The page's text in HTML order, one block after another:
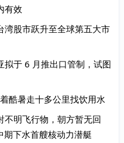
有效
湾股市跃升至全球第五大市
拟于 6 月推出口管制，试图
酷暑走十多公里找饮用水
不明飞行物，朝方暂无回
下水首艘核动力潜艇